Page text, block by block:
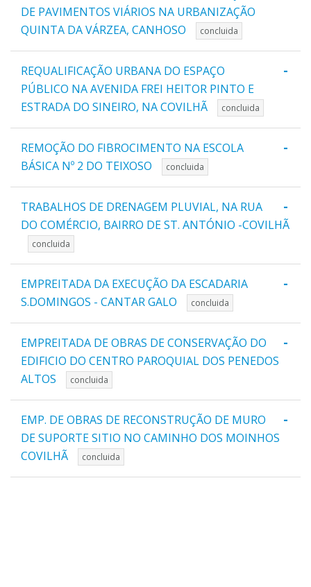
DE PAVIMENTOS VIÁRIOS NA URBANIZAÇÃO
QUINTA DA VÁRZEA, CANHOSO
concluida
-
REQUALIFICAÇÃO URBANA DO ESPAÇO
PÚBLICO NA AVENIDA FREI HEITOR PINTO E
ESTRADA DO SINEIRO, NA COVILHÃ
concluida
-
REMOÇÃO DO FIBROCIMENTO NA ESCOLA
BÁSICA Nº 2 DO TEIXOSO
concluida
-
TRABALHOS DE DRENAGEM PLUVIAL, NA RUA
DO COMÉRCIO, BAIRRO DE ST. ANTÓNIO -COVILHÃ
concluida
-
EMPREITADA DA EXECUÇÃO DA ESCADARIA
S.DOMINGOS - CANTAR GALO
concluida
-
EMPREITADA DE OBRAS DE CONSERVAÇÃO DO
EDIFICIO DO CENTRO PAROQUIAL DOS PENEDOS
ALTOS
concluida
-
EMP. DE OBRAS DE RECONSTRUÇÃO DE MURO
DE SUPORTE SITIO NO CAMINHO DOS MOINHOS
COVILHÃ
concluida